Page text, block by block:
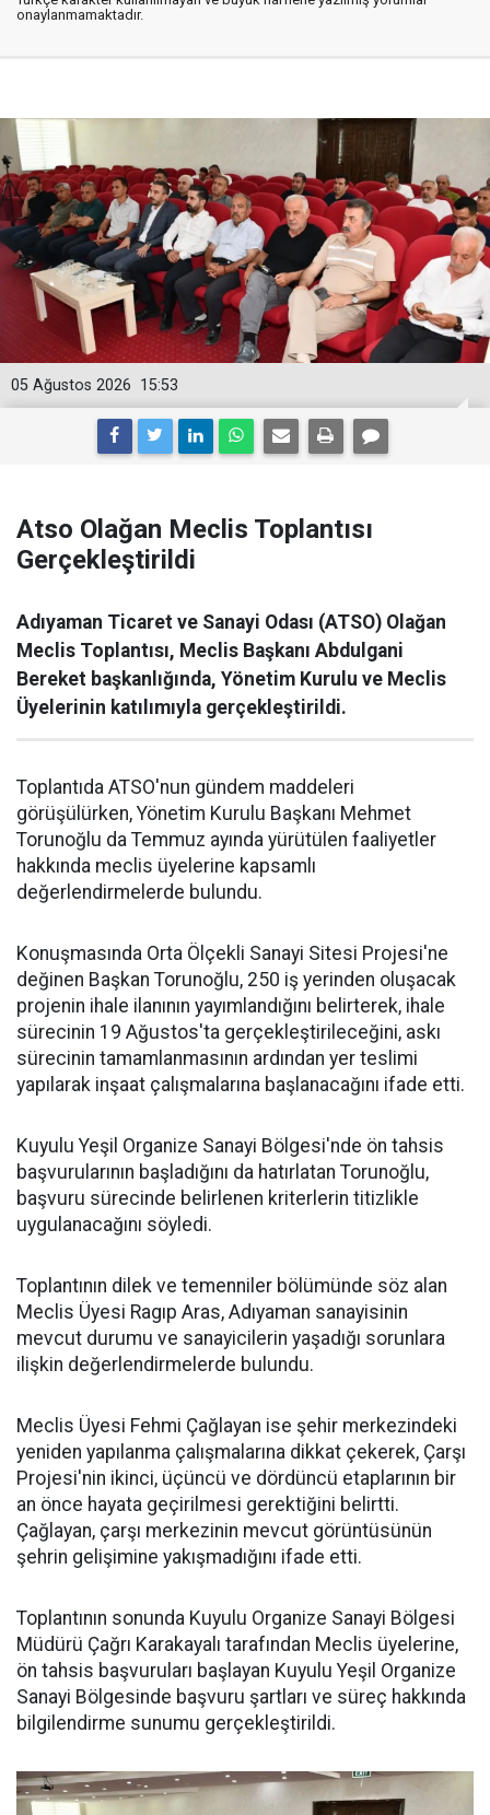
onaylanmamaktadır.
15:53
05 Ağustos 2026
Atso Olağan Meclis Toplantısı
Gerçekleştirildi
Adıyaman Ticaret ve Sanayi Odası (ATSO) Olağan
Meclis Toplantısı, Meclis Başkanı Abdulgani
Bereket başkanlığında, Yönetim Kurulu ve Meclis
Üyelerinin katılımıyla gerçekleştirildi.
Toplantıda ATSO'nun gündem maddeleri
görüşülürken, Yönetim Kurulu Başkanı Mehmet
Torunoğlu da Temmuz ayında yürütülen faaliyetler
hakkında meclis üyelerine kapsamlı
değerlendirmelerde bulundu.
Konuşmasında Orta Ölçekli Sanayi Sitesi Projesi'ne
değinen Başkan Torunoğlu, 250 iş yerinden oluşacak
projenin ihale ilanının yayımlandığını belirterek, ihale
sürecinin 19 Ağustos'ta gerçekleştirileceğini, askı
sürecinin tamamlanmasının ardından yer teslimi
yapılarak inşaat çalışmalarına başlanacağını ifade etti.
Kuyulu Yeşil Organize Sanayi Bölgesi'nde ön tahsis
başvurularının başladığını da hatırlatan Torunoğlu,
başvuru sürecinde belirlenen kriterlerin titizlikle
uygulanacağını söyledi.
Toplantının dilek ve temenniler bölümünde söz alan
Meclis Üyesi Ragıp Aras, Adıyaman sanayisinin
mevcut durumu ve sanayicilerin yaşadığı sorunlara
ilişkin değerlendirmelerde bulundu.
Meclis Üyesi Fehmi Çağlayan ise şehir merkezindeki
yeniden yapılanma çalışmalarına dikkat çekerek, Çarşı
Projesi'nin ikinci, üçüncü ve dördüncü etaplarının bir
an önce hayata geçirilmesi gerektiğini belirtti.
Çağlayan, çarşı merkezinin mevcut görüntüsünün
şehrin gelişimine yakışmadığını ifade etti.
Toplantının sonunda Kuyulu Organize Sanayi Bölgesi
Müdürü Çağrı Karakayalı tarafından Meclis üyelerine,
ön tahsis başvuruları başlayan Kuyulu Yeşil Organize
Sanayi Bölgesinde başvuru şartları ve süreç hakkında
bilgilendirme sunumu gerçekleştirildi.